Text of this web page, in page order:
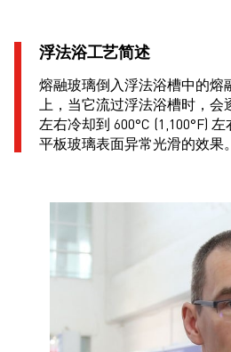
浮法浴工艺简述
熔融玻璃倒入浮法浴槽中的熔
上，当它流过浮法浴槽时，会
左右冷却到 600°C (1,100°F)
平板玻璃表面异常光滑的效果。